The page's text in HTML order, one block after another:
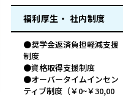
福利厚生・ 社内制度
●奨学金返済負担軽減支援
制度
●資格取得支援制度
●オーバータイムインセン
ティブ制度（￥0~￥30,00